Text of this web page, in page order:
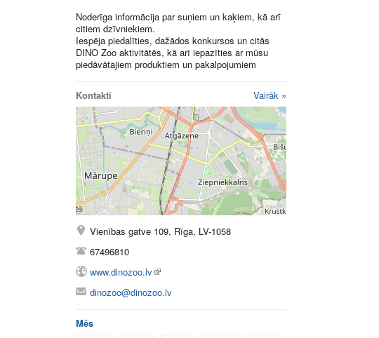
Noderīga informācija par suņiem un kaķiem, kā arī
citiem dzīvniekiem.
Iespēja piedalīties, dažādos konkursos un citās
DINO Zoo aktivitātēs, kā arī iepazīties ar mūsu
piedāvātajiem produktiem un pakalpojumiem
Kontakti Vairāk »
Vienības gatve 109, Rīga, LV-1058
67496810
www.dinozoo.lv
dinozoo@dinozoo.lv
Mēs